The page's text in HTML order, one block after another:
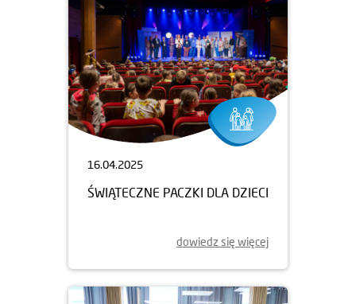
16.04.2025
ŚWIĄTECZNE PACZKI DLA DZIECI
dowiedz się więcej